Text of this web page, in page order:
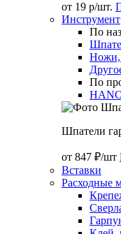
от 19 р/шт.
Инструмент
По
Ножи,
По
Шпатели
от 847 ₽/шт
Вставки
Расходные